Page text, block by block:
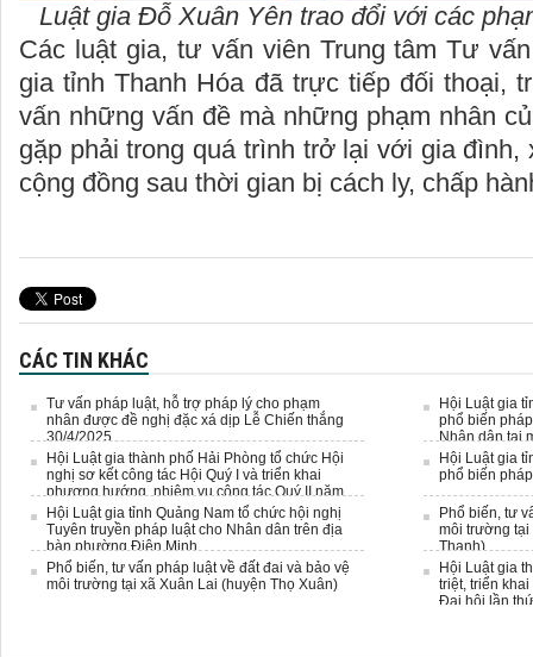
Luật gia Đỗ Xuân Yên trao đổi với các
Các luật gia, tư vấn viên Trung tâm Tư
gia tỉnh Thanh Hóa đã trực tiếp đối thoại,
vấn những vấn đề mà những phạm nhân
gặp phải trong quá trình trở lại với gia đình,
cộng đồng sau thời gian bị cách ly, chấp
CÁC TIN KHÁC
Tư vấn pháp luật, hỗ trợ pháp lý cho phạm
nhân được đề nghị đặc xá dịp Lễ Chiến thắng
30/4/2025
Hội Luật gia thành phố Hải Phòng tổ chức Hội
nghị sơ kết công tác Hội Quý I và triển khai
phương hướng, nhiệm vụ công tác Quý II năm
2025
Hội Luật gia tỉnh Quảng Nam tổ chức hội nghị
Tuyên truyền pháp luật cho Nhân dân trên địa
bàn phường Điện Minh.
Phổ biến, tư vấn pháp luật về đất đai và bảo vệ
môi trường tại xã Xuân Lai (huyện Thọ Xuân)
Hội Luật gia
phổ biến
Nhân dân tại
Hội Luật gia
phổ biến
Phổ biến, tư
môi trường tại
Thanh)
Hội Luật gia
triệt, triển
Đại hội lần